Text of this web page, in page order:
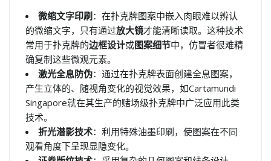
微缩文字印刷 ：在扑克牌图案中嵌入肉眼难以辨认
的微缩文字，只有通过放大镜才能清晰读取。这种技术
常用于扑克牌的边框设计或图案细节中，仿冒者很难精
确复制这些微观元素。
激光全息防伪：通过在扑克牌表面创建全息图案，
产生立体的、随视角变化的视觉效果，如Cartamundi
Singapore就在其生产的赌场级扑克牌中广泛应用此类
技术。
折光潜影技术：利用特殊油墨印刷，使图案在不同
观看角度下呈现显隐变化。